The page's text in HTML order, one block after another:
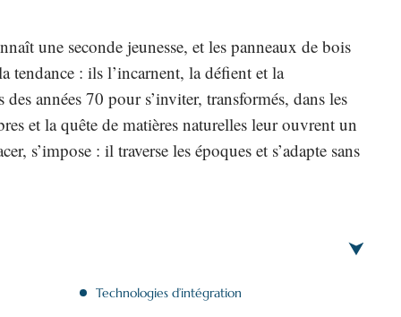
une seconde jeunesse, et les panneaux de bois
tendance : ils l’incarnent, la défient et la
années 70 pour s’inviter, transformés, dans les
et la quête de matières naturelles leur ouvrent un
s’impose : il traverse les époques et s’adapte sans
Technologies d’intégration